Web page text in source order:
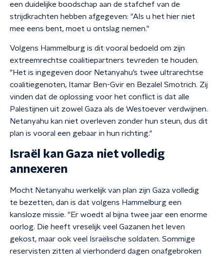
een duidelijke boodschap aan de stafchef van de
strijdkrachten hebben afgegeven: "Als u het hier niet
mee eens bent, moet u ontslag nemen."
Volgens Hammelburg is dit vooral bedoeld om zijn
extreemrechtse coalitiepartners tevreden te houden.
"Het is ingegeven door Netanyahu’s twee ultrarechtse
coalitiegenoten, Itamar Ben-Gvir en Bezalel Smotrich. Zij
vinden dat de oplossing voor het conflict is dat alle
Palestijnen uit zowel Gaza als de Westoever verdwijnen.
Netanyahu kan niet overleven zonder hun steun, dus dit
plan is vooral een gebaar in hun richting."
Israël kan Gaza niet volledig
annexeren
Mocht Netanyahu werkelijk van plan zijn Gaza volledig
te bezetten, dan is dat volgens Hammelburg een
kansloze missie. "Er woedt al bijna twee jaar een enorme
oorlog. Die heeft vreselijk veel Gazanen het leven
gekost, maar ook veel Israëlische soldaten. Sommige
reservisten zitten al vierhonderd dagen onafgebroken